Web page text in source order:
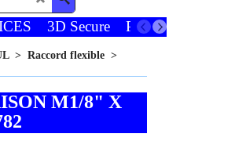
3D Secure Paiements
> Raccord flexible >
M1/8" X